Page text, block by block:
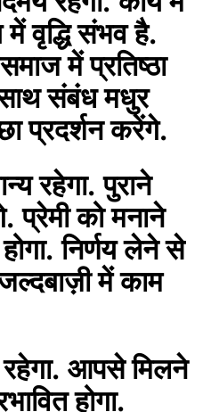
वृद्धि संभव है.
में प्रतिष्ठा
साथ संबंध मधुर
प्रदर्शन करेंगे.
रहेगा. पुराने
प्रेमी को मनाने
निर्णय लेने से
में काम
आपसे मिलने
होगा.